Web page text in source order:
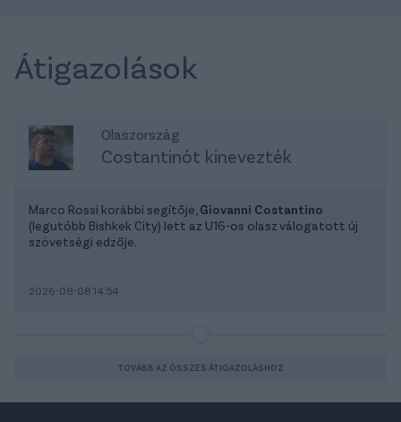
Átigazolások
Olaszország
Costantinót kinevezték
Marco Rossi korábbi segítője, Giovanni Costantino
(legutóbb Bishkek City) lett az U16-os olasz válogatott új
szövetségi edzője.
2026-08-08 14:54
TOVÁBB AZ ÖSSZES ÁTIGAZOLÁSHOZ